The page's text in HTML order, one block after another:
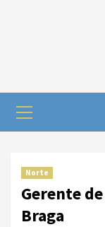
Norte
Gerente
Braga